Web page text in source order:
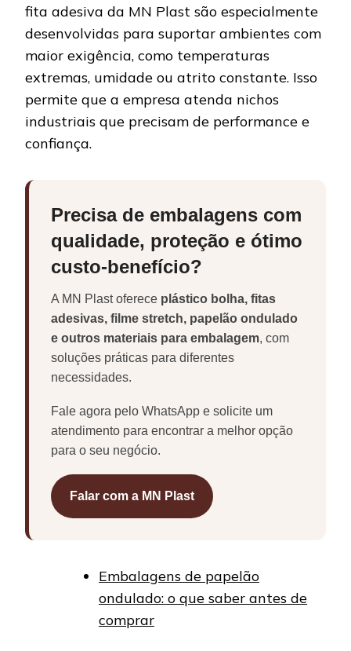
fita adesiva da MN Plast são especialmente
desenvolvidas para suportar ambientes com
maior exigência, como temperaturas
extremas, umidade ou atrito constante. Isso
permite que a empresa atenda nichos
industriais que precisam de performance e
confiança.
Precisa de embalagens com
qualidade, proteção e ótimo
custo-benefício?
A MN Plast oferece plástico bolha, fitas
adesivas, filme stretch, papelão ondulado
e outros materiais para embalagem, com
soluções práticas para diferentes
necessidades.
Fale agora pelo WhatsApp e solicite um
atendimento para encontrar a melhor opção
para o seu negócio.
Falar com a MN Plast
Embalagens de papelão
ondulado: o que saber antes de
comprar